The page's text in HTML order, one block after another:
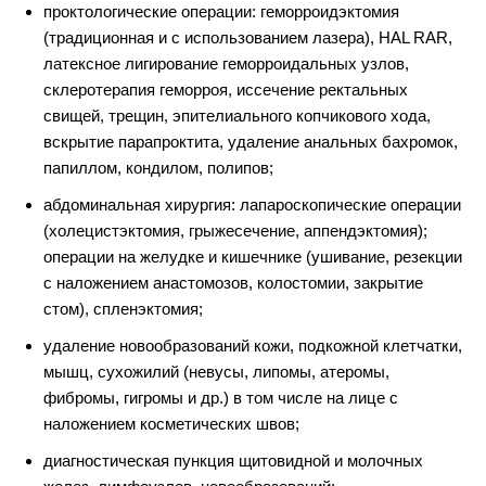
проктологические операции: геморроидэктомия
(традиционная и с использованием лазера), HAL RAR,
латексное лигирование геморроидальных узлов,
склеротерапия геморроя, иссечение ректальных
свищей, трещин, эпителиального копчикового хода,
вскрытие парапроктита, удаление анальных бахромок,
папиллом, кондилом, полипов;
абдоминальная хирургия: лапароскопические операции
(холецистэктомия, грыжесечение, аппендэктомия);
операции на желудке и кишечнике (ушивание, резекции
с наложением анастомозов, колостомии, закрытие
стом), спленэктомия;
удаление новообразований кожи, подкожной клетчатки,
мышц, сухожилий (невусы, липомы, атеромы,
фибромы, гигромы и др.) в том числе на лице с
наложением косметических швов;
диагностическая пункция щитовидной и молочных